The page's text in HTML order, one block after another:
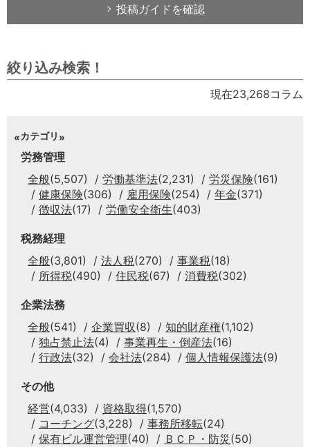
投稿ガイドを確認
絞り込み検索！
現在23,268コラム
カテゴリ
労務管理
全般(5,507) 労働基準法(2,231) 労災保険(161)
健康保険(306) 雇用保険(254) 年金(371)
徴収法(17) 労働安全衛生(403)
税務経理
全般(3,801) 法人税(270) 事業税(18)
所得税(490) 住民税(67) 消費税(302)
企業法務
全般(541) 企業買収(8) 知的財産権(1,102)
独占禁止法(4) 事業再生・倒産法(16)
行政法(32) 会社法(284) 個人情報保護法(9)
その他
経営(4,033) 資格取得(1,570)
コーチング(3,228) 事務所移転(24)
保有ビル運営管理(40) ＢＣＰ・防災 (50)